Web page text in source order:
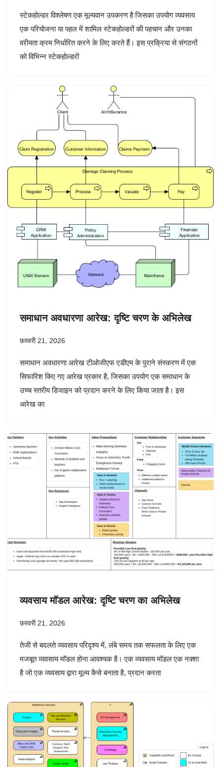
स्टेकहोल्डर विश्लेषण एक मूल्यवान उपकरण है जिसका उपयोग व्यवसाय
एक परियोजना या पहल में शामिल स्टेकहोल्डरों की पहचान और उनका
वरीयता क्रम निर्धारित करने के लिए करते हैं। इस प्रक्रिया से संगठनों
को विभिन्न स्टेकहोल्डरों
समाधान अवधारणा आरेख: दृष्टि चरण के अभिलेख
फ़रवरी 21, 2026
समाधान अवधारणा आरेख टीओजीएफ एडीएम के पुराने संस्करण में एक
सिफारिश किए गए आरेख प्रकार है, जिसका उपयोग एक समाधान के
उच्च स्तरीय डिजाइन को प्रदान करने के लिए किया जाता है। इस
आरेख का
व्यवसाय मॉडल आरेख: दृष्टि चरण का अभिलेख
फ़रवरी 21, 2026
तेजी से बदलते व्यवसाय परिदृश्य में, लंबे समय तक सफलता के लिए एक
मजबूत व्यवसाय मॉडल होना आवश्यक है। एक व्यवसाय मॉडल एक नक्शा
है जो एक व्यवसाय द्वारा मूल्य कैसे बनाता है, प्रदान करता